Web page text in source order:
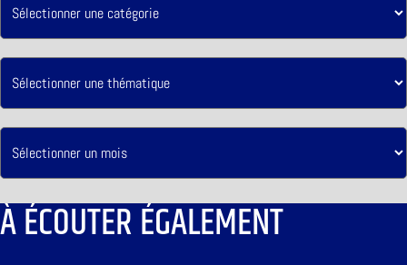
À ÉCOUTER ÉGALEMENT